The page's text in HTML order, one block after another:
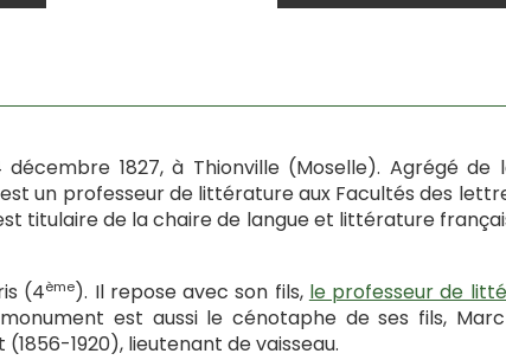
1827, à Thionville (Moselle). Agrégé de
un professeur de littérature aux Facultés des
est titulaire de la chaire de langue et littérature
(4ème). Il repose avec son fils, le professeur de
est aussi le cénotaphe de ses fils, Marc
1920), lieutenant de vaisseau.